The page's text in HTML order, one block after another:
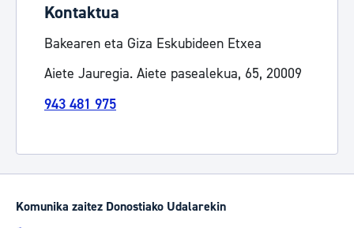
Kontaktua
Bakearen eta Giza Eskubideen Etxea
Aiete Jauregia. Aiete pasealekua, 65, 20009
943 481 975
Komunika zaitez Donostiako Udalarekin